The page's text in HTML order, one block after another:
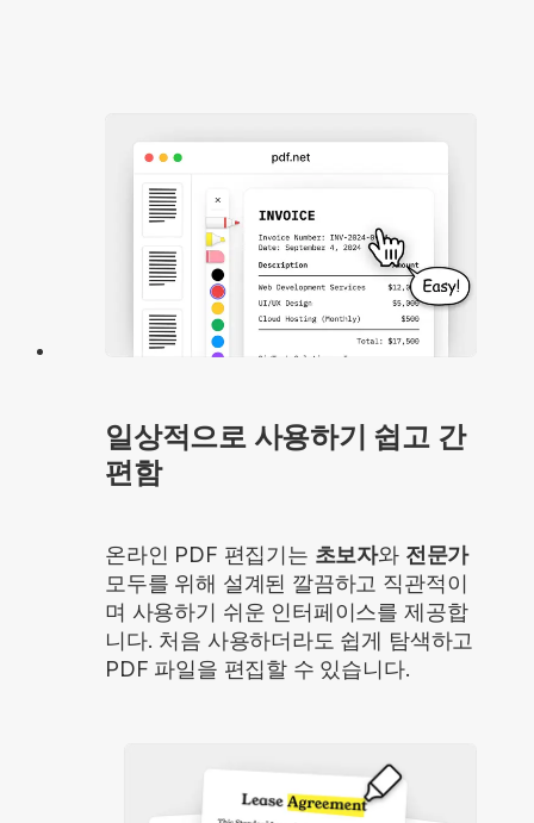
일상적으로 사용하기 쉽고 간
편함
온라인 PDF 편집기는 초보자와 전문가
모두를 위해 설계된 깔끔하고 직관적이
며 사용하기 쉬운 인터페이스를 제공합
니다. 처음 사용하더라도 쉽게 탐색하고
PDF 파일을 편집할 수 있습니다.